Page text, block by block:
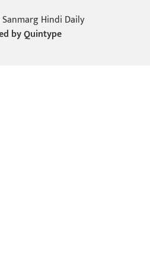
Hindi Daily
byQuintype